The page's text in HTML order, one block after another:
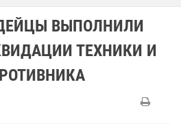
ВЫПОЛНИЛИ
ТЕХНИКИ И